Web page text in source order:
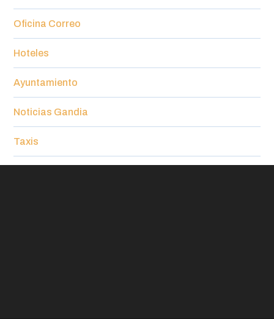
Oficina Correo
Hoteles
Ayuntamiento
Noticias Gandia
Taxis